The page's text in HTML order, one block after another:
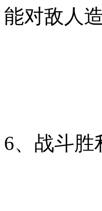
能对敌人
6、战斗胜